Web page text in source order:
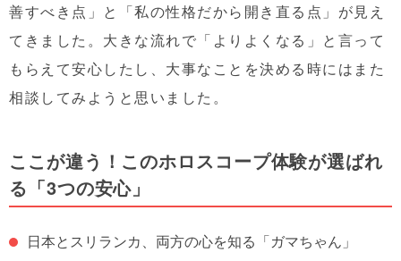
善すべき点」と「私の性格だから開き直る点」が見え
てきました。大きな流れで「よりよくなる」と言って
もらえて安心したし、大事なことを決める時にはまた
相談してみようと思いました。
ここが違う！このホロスコープ体験が選ばれ
る「3つの安心」
日本とスリランカ、両方の心を知る「ガマちゃん」